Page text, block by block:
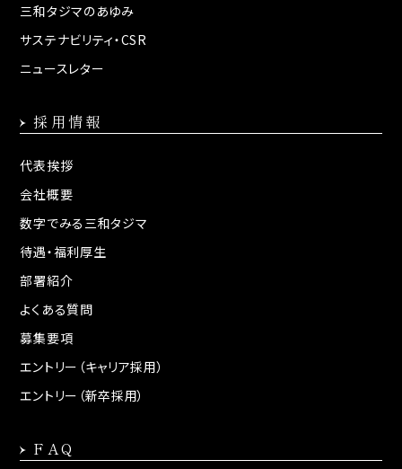
三和タジマのあゆみ
サステナビリティ・CSR
ニュースレター
採用情報
代表挨拶
会社概要
数字でみる三和タジマ
待遇・福利厚生
部署紹介
よくある質問
募集要項
エントリー（キャリア採用）
エントリー（新卒採用）
FAQ